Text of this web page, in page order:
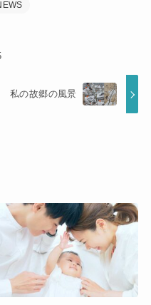
私の故郷の風景